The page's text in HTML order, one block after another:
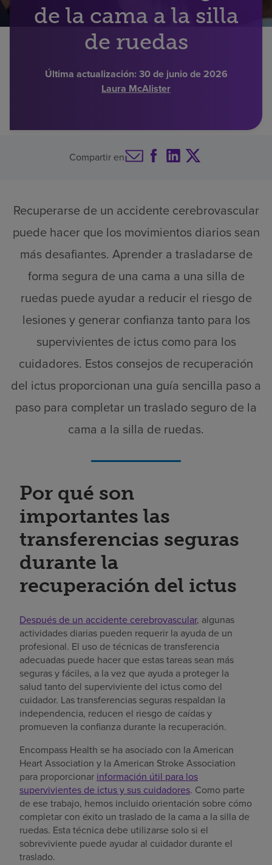
Buscar un centro
de la cama a la silla
de ruedas
Última actualización: 30 de junio de 2026
Laura McAlister
Compartir en
Recuperarse de un accidente cerebrovascular
puede hacer que los movimientos diarios sean
más desafiantes. Aprender a trasladarse de
forma segura de una cama a una silla de
ruedas puede ayudar a reducir el riesgo de
lesiones y generar confianza tanto para los
supervivientes de ictus como para los
cuidadores. Estos consejos de recuperación
del ictus proporcionan una guía sencilla paso a
paso para completar un traslado seguro de la
cama a la silla de ruedas.
Por qué son
importantes las
transferencias seguras
durante la
recuperación del ictus
Después de un accidente cerebrovascular, algunas
actividades diarias pueden requerir la ayuda de un
profesional. El uso de técnicas de transferencia
adecuadas puede hacer que estas tareas sean más
seguras y fáciles, a la vez que ayuda a proteger la
salud tanto del superviviente del ictus como del
cuidador. Las transferencias seguras respaldan la
independencia, reducen el riesgo de caídas y
promueven la confianza durante la recuperación.
Encompass Health se ha asociado con la American
Heart Association y la American Stroke Association
para proporcionar información útil para los
supervivientes de ictus y sus cuidadores. Como parte
de ese trabajo, hemos incluido orientación sobre cómo
completar con éxito un traslado de la cama a la silla de
ruedas. Esta técnica debe utilizarse solo si el
sobreviviente puede ayudar al cuidador durante el
traslado.